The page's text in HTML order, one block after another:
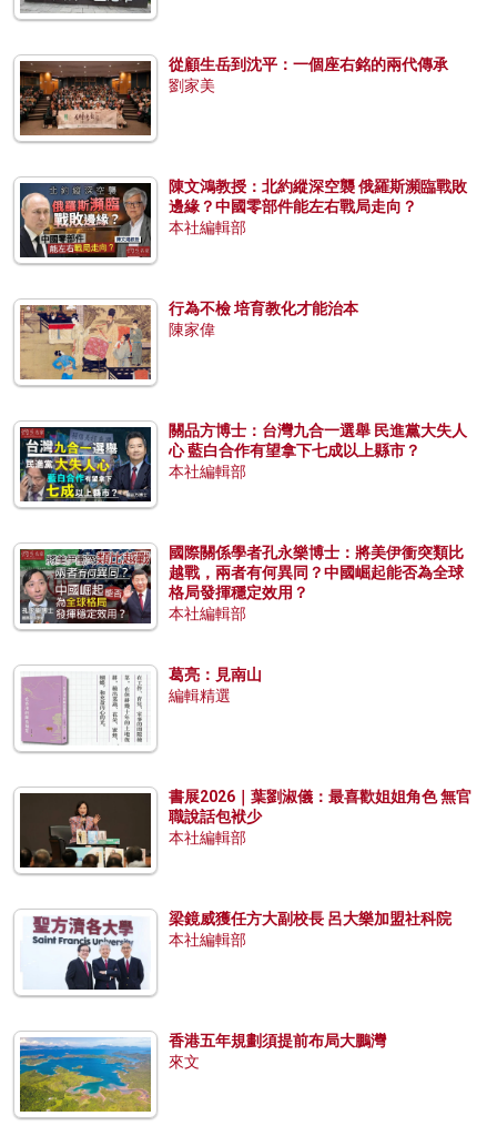
從顧生岳到沈平：一個座右銘的兩代傳承
劉家美
陳文鴻教授：北約縱深空襲 俄羅斯瀕臨戰敗
邊緣？中國零部件能左右戰局走向？
本社編輯部
行為不檢 培育教化才能治本
陳家偉
關品方博士：台灣九合一選舉 民進黨大失人
心 藍白合作有望拿下七成以上縣市？
本社編輯部
國際關係學者孔永樂博士：將美伊衝突類比
越戰，兩者有何異同？中國崛起能否為全球
格局發揮穩定效用？
本社編輯部
葛亮：見南山
編輯精選
書展2026｜葉劉淑儀：最喜歡姐姐角色 無官
職說話包袱少
本社編輯部
梁鏡威獲任方大副校長 呂大樂加盟社科院
本社編輯部
香港五年規劃須提前布局大鵬灣
來文